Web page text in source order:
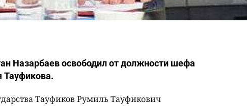
Назарбаев освободил от должности шефа
Тауфиков Румиль Тауфикович